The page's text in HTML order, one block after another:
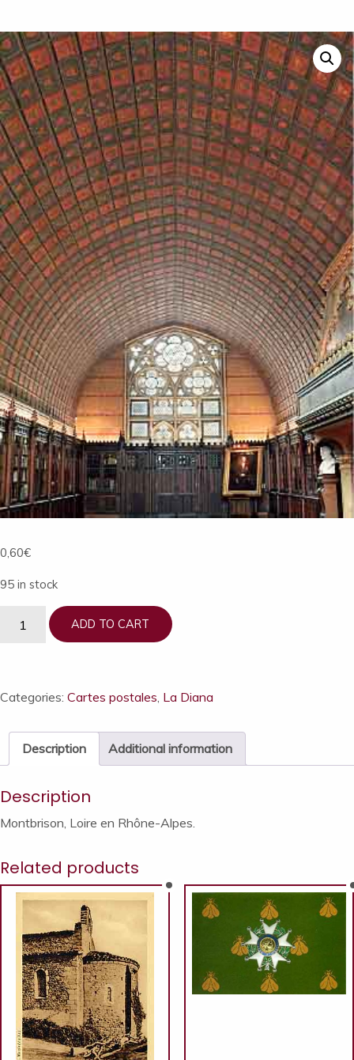
0,60€
95 in stock
carte
Héraldique
La
Diana
XIVe
quantity
ADD TO CART
Categories: Cartes postales, La Diana
Description Additional information
Description
Montbrison, Loire en Rhône-Alpes.
Related products